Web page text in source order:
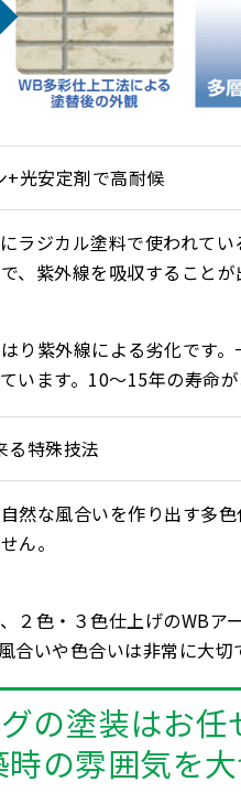
+光安定剤で高耐候
ラジカル塗料で使われて
、紫外線を吸収することが
り紫外線による劣化です
います。10～15年の寿命が
る特殊技法
然な風合いを作り出す多
ん。
２色・３色仕上げのWBア
合いや色合いは非常に大
の塗装はお任
の雰囲気を